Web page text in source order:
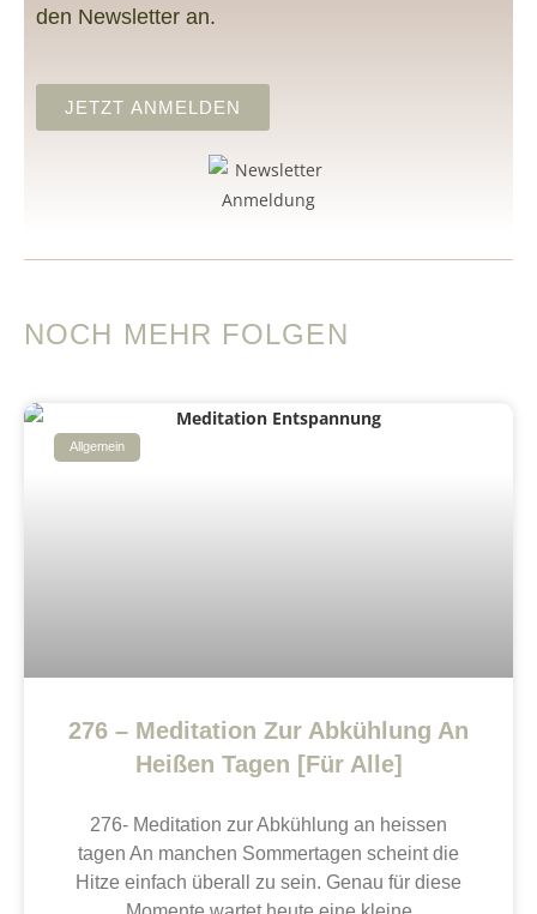
den Newsletter an.
JETZT ANMELDEN
NOCH MEHR FOLGEN
Allgemein
276 – Meditation Zur Abkühlung An
Heißen Tagen [Für Alle]
276- Meditation zur Abkühlung an heissen
tagen An manchen Sommertagen scheint die
Hitze einfach überall zu sein. Genau für diese